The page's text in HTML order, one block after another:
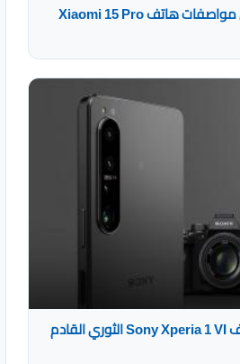
تسريب جديد يكشف عن مواصفات هاتف Xiaomi 15 Pro
تسريبات مواصفات هاتف Sony Xperia 1 VI الثوري القادم